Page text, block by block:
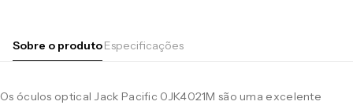
Sobre o produtoEspecificações
Os óculos optical Jack Pacific 0JK4021M são uma excelente